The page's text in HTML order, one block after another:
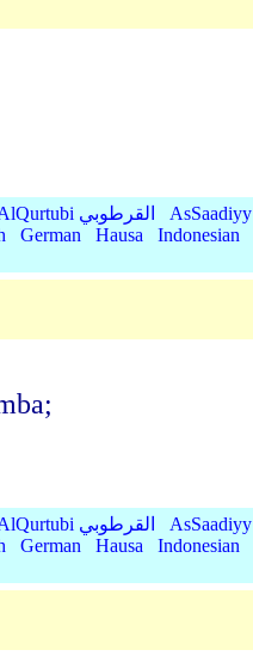
AlQurtubi القرطوبي
German Hausa Indonesian
AlQurtubi القرطوبي
German Hausa Indonesian